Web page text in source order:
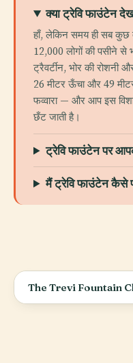
क्या ट्रेवि फाउंटेन
हाँ, लेकिन समय ही सब कुछ
12,000 लोगों की पसीने से
ट्रैवर्टीन, भोर की रोशनी
26 मीटर ऊँचा और 49
फव्वारा — और आप इस
छँट जाती है।
ट्रेवि फाउंटेन पर
मैं ट्रेवि फाउंटेन कैसे